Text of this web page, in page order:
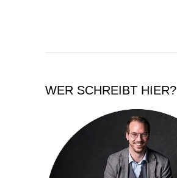
WER SCHREIBT HIER?